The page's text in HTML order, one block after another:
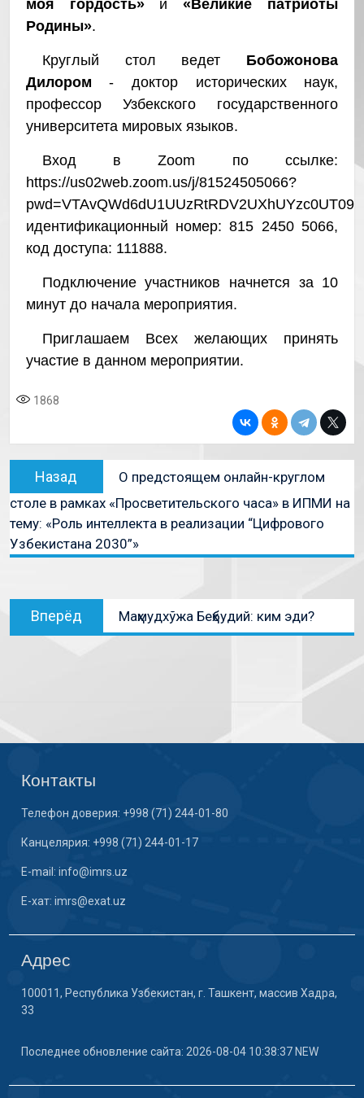
моя гордость»и«Великие патриоты
Родины».
Круглый стол ведет Бобожонова
Дилором - доктор исторических наук,
профессор Узбекского государственного
университета мировых языков.
Вход в Zoom по ссылке:
https://us02web.zoom.us/j/81524505066?
pwd=VTAvQWd6dU1UUzRtRDV2UXhUYzc0UT09
идентификационный номер: 815 2450 5066,
код доступа: 111888.
Подключение участников начнется за 10
минут до начала мероприятия.
Приглашаем Всех желающих принять
участие в данном мероприятии.
1868
Назад
О предстоящем онлайн-круглом
столе в рамках «Просветительского часа» в ИПМИ на
тему: «Роль интеллекта в реализации “Цифрового
Узбекистана 2030”»
Вперёд Маҳмудхўжа Беҳбудий: ким эди?
Контакты
Телефон доверия: +998 (71) 244-01-80
Канцелярия: +998 (71) 244-01-17
E-mail: info@imrs.uz
E-хат: imrs@exat.uz
Адрес
100011, Республика Узбекистан, г. Ташкент, массив Хадра,
33
Последнее обновление сайта: 2026-08-04 10:38:37 NEW